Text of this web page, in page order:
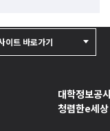
대학정보공
청렴한e세상
이트 바로가기